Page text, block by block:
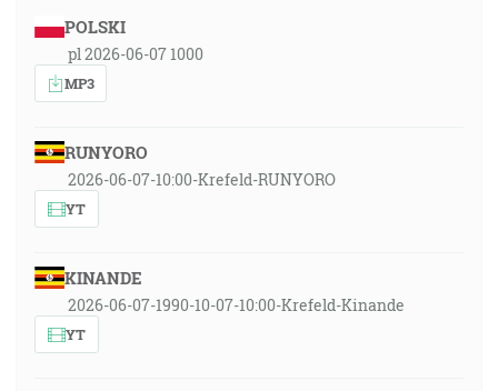
POLSKI
pl 2026-06-07 1000
MP3
RUNYORO
2026-06-07-10:00-Krefeld-RUNYORO
YT
KINANDE
2026-06-07-1990-10-07-10:00-Krefeld-Kinande
YT